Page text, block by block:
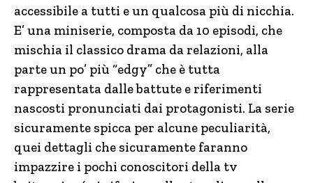
accessibile a tutti e un qualcosa più di nicchia.
E’ una miniserie, composta da 10 episodi, che
mischia il classico drama da relazioni, alla
parte un po’ più “edgy” che è tutta
rappresentata dalle battute e riferimenti
nascosti pronunciati dai protagonisti. La serie
sicuramente spicca per alcune peculiarità,
quei dettagli che sicuramente faranno
impazzire i pochi conoscitori della tv